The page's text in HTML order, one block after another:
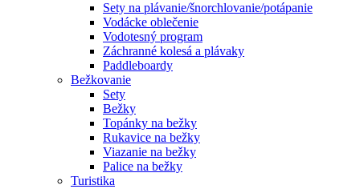
Sety na plávanie/šnorchlovanie/potápanie
Vodácke oblečenie
Vodotesný program
Záchranné kolesá a plávaky
Paddleboardy
Bežkovanie
Sety
Bežky
Topánky na bežky
Rukavice na bežky
Viazanie na bežky
Palice na bežky
Turistika